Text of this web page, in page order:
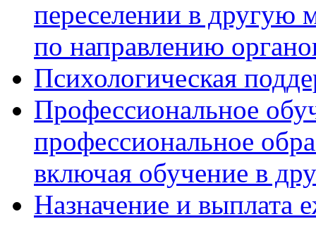
переселении в другую
по направлению
Психологическая
Профессиональное
профессиональное
включая обучение в
Назначение и выплата